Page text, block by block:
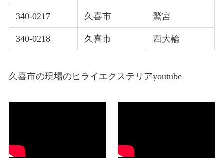
340-0217 久喜市 鷲宮
340-0218 久喜市 西大輪
久喜市の現場のヒライエクステリアyoutube